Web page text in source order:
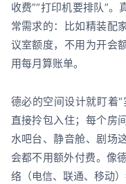
收费”“打印机要排队”
常需求的：比如精装配
议室额度，不用为开会
用每月算账单。
德必的空间设计就盯着“
直接拎包入住；每个房
水吧台、静音舱、剧场
会都不用额外付费。像
络（电信、联通、移动